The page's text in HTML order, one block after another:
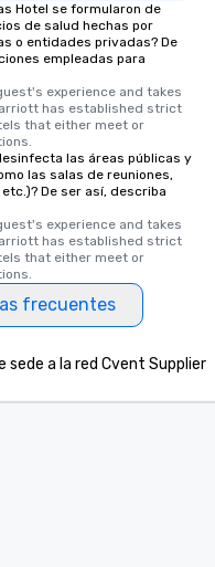
Hotel se formularon de
de salud hechas por
o entidades privadas? De
empleadas para
experience and takes
has established strict
that either meet or
las áreas públicas y
las salas de reuniones,
De ser así, describa
experience and takes
has established strict
that either meet or
frecuentes
sede a la red Cvent Supplier